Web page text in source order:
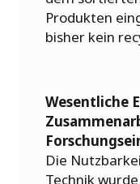
Produkten
bisher kein
Wesentliche
Die
Technik